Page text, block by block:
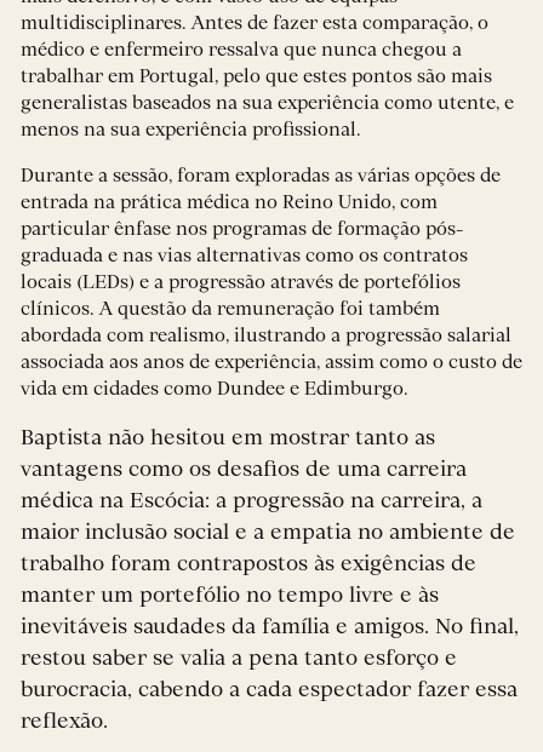
multidisciplinares. Antes de fazer esta comparação, o
médico e enfermeiro ressalva que nunca chegou a
trabalhar em Portugal, pelo que estes pontos são mais
generalistas baseados na sua experiência como utente, e
menos na sua experiência profissional.
Durante a sessão, foram exploradas as várias opções de
entrada na prática médica no Reino Unido, com
particular ênfase nos programas de formação pós-
graduada e nas vias alternativas como os contratos
locais (LEDs) e a progressão através de portefólios
clínicos. A questão da remuneração foi também
abordada com realismo, ilustrando a progressão salarial
associada aos anos de experiência, assim como o custo de
vida em cidades como Dundee e Edimburgo.
Baptista não hesitou em mostrar tanto as
vantagens como os desafios de uma carreira
médica na Escócia: a progressão na carreira, a
maior inclusão social e a empatia no ambiente de
trabalho foram contrapostos às exigências de
manter um portefólio no tempo livre e às
inevitáveis saudades da família e amigos. No final,
restou saber se valia a pena tanto esforço e
burocracia, cabendo a cada espectador fazer essa
reflexão.